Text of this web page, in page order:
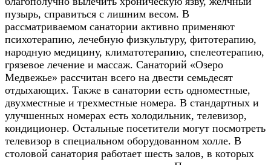
пузырь, справиться с лишним весом. В
рассматриваемом санатории активно применяют
психотерапию, лечебную физкультуру, фитотерапию,
народную медицину, климатотерапию, спелеотерапию,
грязевое лечение и массаж. Санаторий «Озеро
Медвежье» рассчитан всего на двести семьдесят
отдыхающих. Также в санатории есть одноместные,
двухместные и трехместные номера. В стандартных и
улучшенных номерах есть холодильник, телевизор,
кондиционер. Остальные посетители могут посмотреть
телевизор в специальном оборудованном холле. В
столовой санатория работает шесть залов, в которых